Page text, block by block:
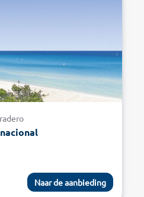
Naar de aanbieding